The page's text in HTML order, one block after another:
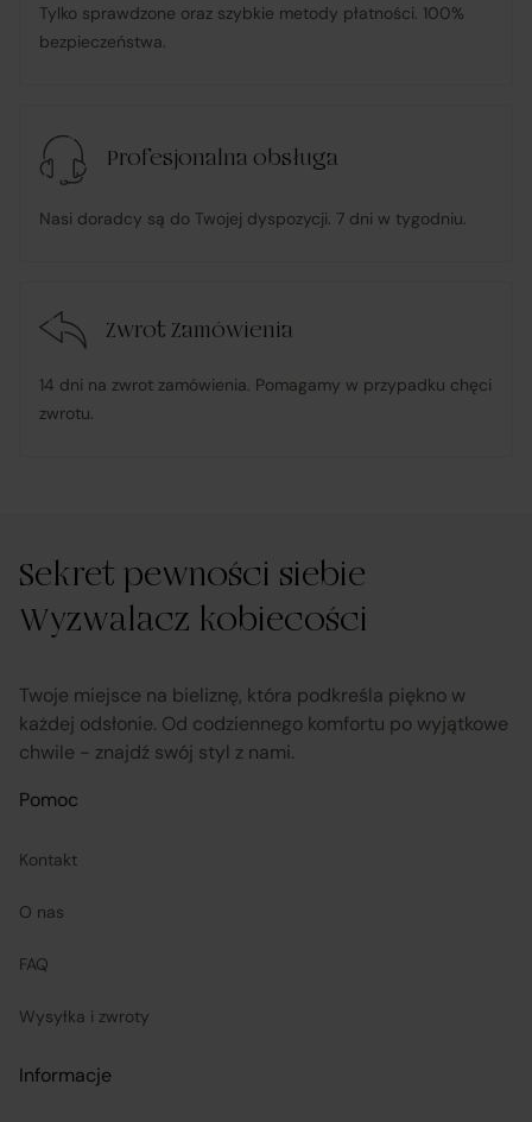
Tylko sprawdzone oraz szybkie metody płatności. 100%
bezpieczeństwa.
Profesjonalna obsługa
Nasi doradcy są do Twojej dyspozycji. 7 dni w tygodniu.
Zwrot Zamówienia
14 dni na zwrot zamówienia. Pomagamy w przypadku chęci
zwrotu.
Sekret pewności siebie
Wyzwalacz kobiecości
Twoje miejsce na bieliznę, która podkreśla piękno w
każdej odsłonie. Od codziennego komfortu po wyjątkowe
chwile - znajdź swój styl z nami.
Pomoc
Kontakt
O nas
FAQ
Wysyłka i zwroty
Informacje